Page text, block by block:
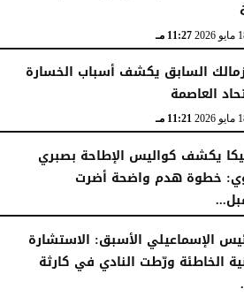
11:27 مـ
السابق يكشف أسباب الخسارة
العاصمة
11:21 مـ
يكشف كواليس الإطاحة بصبري
خطوة هدم واضحة أضرت
الإسماعيلي الأسبق: الاستشارة
الخاطئة ورّطت النادي في كارثة